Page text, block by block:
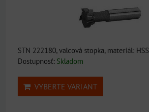
STN 222180, valcová stopka, materiál: HSS
Dostupnosť: Skladom
VYBERTE VARIANT